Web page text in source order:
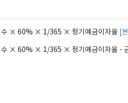
수 × 60% × 1/365 × 정기예금이자율 [
수 × 60% × 1/365 × 정기예금이자율 -